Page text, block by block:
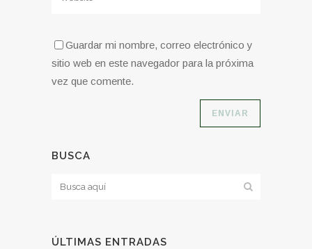
Guardar mi nombre, correo electrónico y
sitio web en este navegador para la próxima
vez que comente.
BUSCA
ÚLTIMAS ENTRADAS